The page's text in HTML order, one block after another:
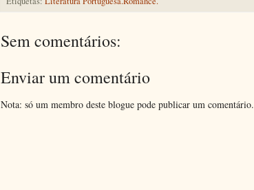
Sem comentários:
Enviar um comentário
Nota: só um membro deste blogue pode publicar um comentário.